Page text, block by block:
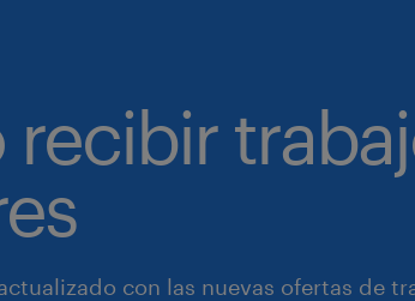
recibir
con las nuevas ofertas de